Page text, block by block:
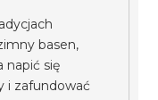
basen,
napić się
i zafundować